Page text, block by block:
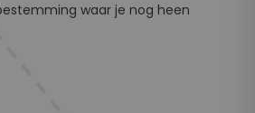
waar je nog heen